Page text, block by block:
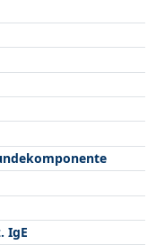
IgE